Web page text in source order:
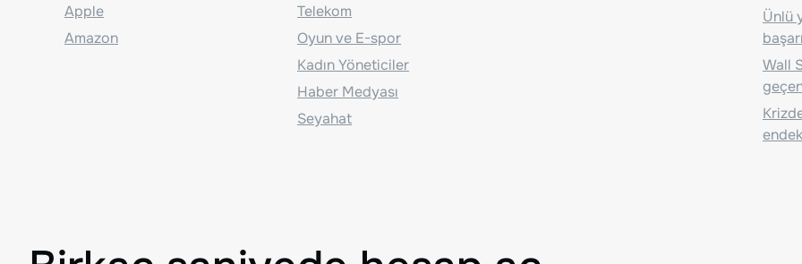
Apple
Amazon
Telekom
Oyun ve E-spor
Kadın Yöneticiler
Haber Medyası
Seyahat
Ünlü
Wall